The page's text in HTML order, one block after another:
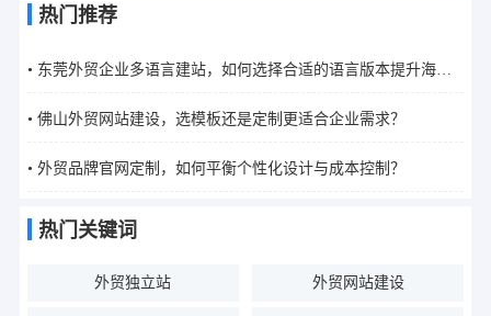
热门推荐
• 东莞外贸企业多语言建站，如何选择合适的语言版本提升海外
• 佛山外贸网站建设，选模板还是定制更适合企业需求？
• 外贸品牌官网定制，如何平衡个性化设计与成本控制？
热门关键词
外贸独立站 外贸网站建设